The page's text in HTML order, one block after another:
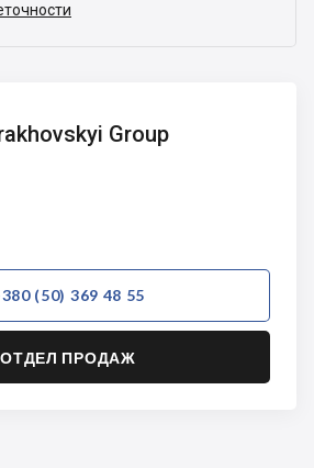
Group
(50) 369 48 55
ОТДЕЛ ПРОДАЖ